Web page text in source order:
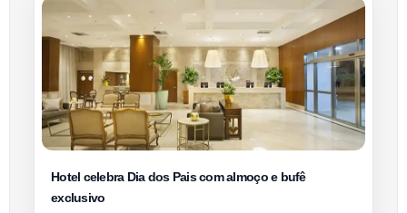
Hotel celebra Dia dos Pais com almoço e bufê
exclusivo